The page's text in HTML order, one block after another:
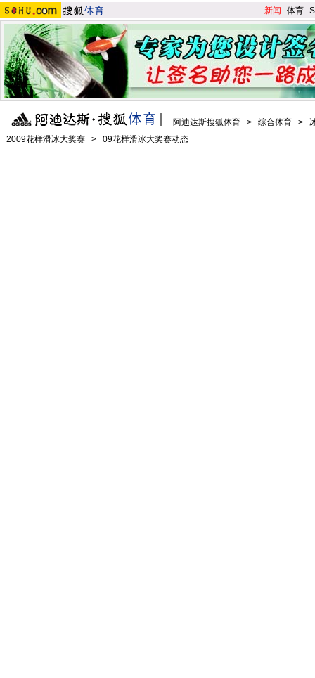
新闻 -体育-S
阿迪达斯搜狐体育 > 综合体育 >
2009花样滑冰大奖赛
> 09花样滑冰大奖赛动态